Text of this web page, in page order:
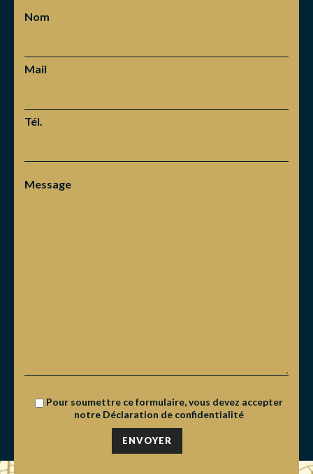
Nom
Mail
Tél.
Message
Pour soumettre ce formulaire, vous devez accepter
notre Déclaration de confidentialité